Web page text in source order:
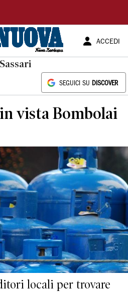
ACCEDI
Sassari
SEGUICI SU DISCOVER
vista Bombolai
locali per trovare